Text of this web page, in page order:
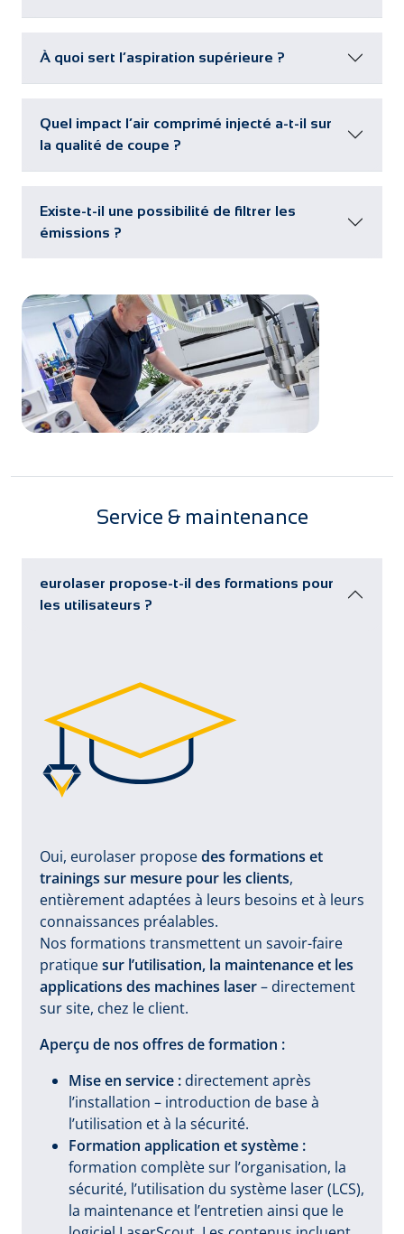
À quoi sert l’aspiration supérieure ?
Quel impact l’air comprimé injecté a-t-il sur
la qualité de coupe ?
Existe-t-il une possibilité de filtrer les
émissions ?
Service & maintenance
eurolaser propose-t-il des formations pour
les utilisateurs ?
Oui, eurolaser proposedes formations et
trainings sur mesure pour les clients,
entièrement adaptées à leurs besoins et à leurs
connaissances préalables.
Nos formations transmettent un savoir-faire
pratiquesur l’utilisation, la maintenance et les
applications des machines laser– directement
sur site, chez le client.
Aperçu de nos offres de formation :
Mise en service : directement après
l’installation – introduction de base à
l’utilisation et à la sécurité.
Formation application et système :
formation complète sur l’organisation, la
sécurité, l’utilisation du système laser (LCS),
la maintenance et l’entretien ainsi que le